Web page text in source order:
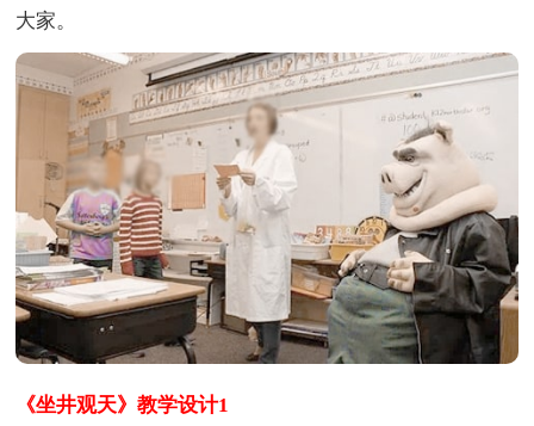
大家。
《坐井观天》教学设计1